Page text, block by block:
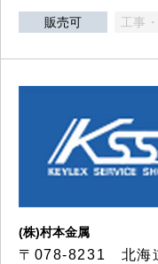
販売可 工事
(株)村本金属
〒078-8231 北海